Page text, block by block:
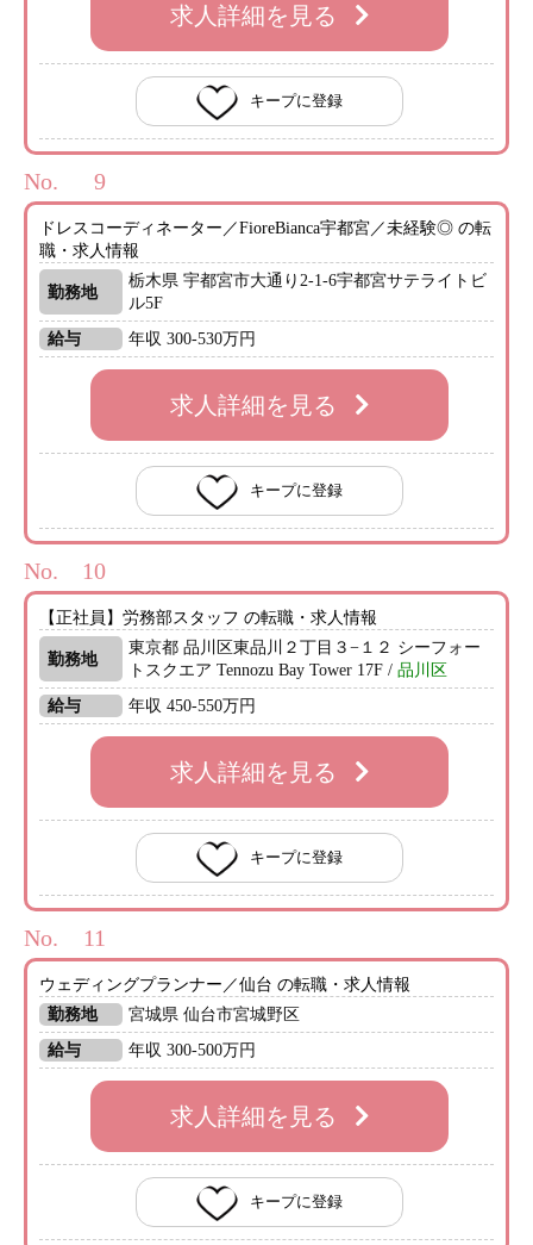
求人詳細を見る
キープに登録
No.
ドレスコーディネーター／FioreBianca宇都宮／未経験◎ の転
職・求人情報
勤務地
栃木県 宇都宮市大通り2-1-6宇都宮サテライトビ
ル5F
給与
年収 300-530万円
求人詳細を見る
キープに登録
No.
【正社員】労務部スタッフ の転職・求人情報
勤務地
東京都 品川区東品川２丁目３−１２ シーフォー
トスクエア Tennozu Bay Tower 17F / 品川区
給与
年収 450-550万円
求人詳細を見る
キープに登録
No.
ウェディングプランナー／仙台 の転職・求人情報
勤務地
宮城県 仙台市宮城野区
給与
年収 300-500万円
求人詳細を見る
キープに登録